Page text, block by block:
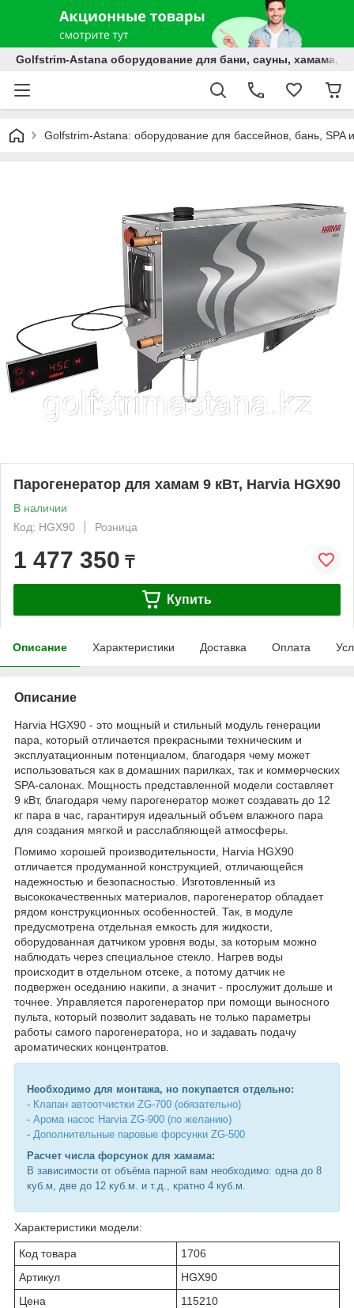
Golfstrim-Astana оборудование для бани, сауны, хамама,
Golfstrim-Astana: оборудование для бассейнов, бань, SPA
Парогенератор для хамам 9 кВт, Harvia HGX90
В наличии
Код: HGX90
Розница
1 477 350 ₸
Купить
Описание Характеристики Доставка Оплата
Описание
Harvia HGX90 - это мощный и стильный модуль генерации
пара, который отличается прекрасными техническим и
эксплуатационным потенциалом, благодаря чему может
использоваться как в домашних парилках, так и коммерческих
SPA-салонах. Мощность представленной модели составляет
9 кВт, благодаря чему парогенератор может создавать до 12
кг пара в час, гарантируя идеальный объем влажного пара
для создания мягкой и расслабляющей атмосферы.
Помимо хорошей производительности, Harvia HGX90
отличается продуманной конструкцией, отличающейся
надежностью и безопасностью. Изготовленный из
высококачественных материалов, парогенератор обладает
рядом конструкционных особенностей. Так, в модуле
предусмотрена отдельная емкость для жидкости,
оборудованная датчиком уровня воды, за которым можно
наблюдать через специальное стекло. Нагрев воды
происходит в отдельном отсеке, а потому датчик не
подвержен оседанию накипи, а значит - прослужит дольше и
точнее. Управляется парогенератор при помощи выносного
пульта, который позволит задавать не только параметры
работы самого парогенератора, но и задавать подачу
ароматических концентратов.
Необходимо для монтажа, но покупается отдельно:
- Клапан автоотчистки ZG-700 (обязательно)
- Арома насос Harvia ZG-900 (по желанию)
- Дополнительные паровые форсунки ZG-500
Расчет числа форсунок для хамама:
В зависимости от объёма парной вам необходимо: одна до 8
куб.м, две до 12 куб.м. и т.д., кратно 4 куб.м.
Характеристики модели:
Код товара
1706
Артикул
HGX90
Цена
115210